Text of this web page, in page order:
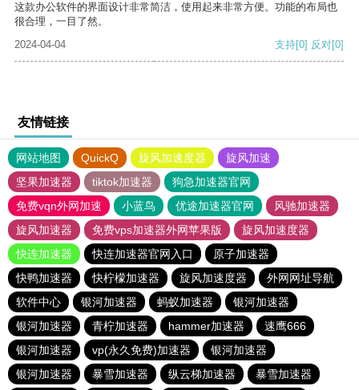
这款办公软件的界面设计非常简洁，使用起来非常方便。功能的布局也
很合理，一目了然。
2024-04-04
支持[0] 反对[0]
友情链接
网站地图 QuickQ 旋风加速度器
旋风加速
坚果加速器
tiktok加速器
狗急加速器官网
免费vqn外网加速
小蓝鸟 优途加速器官网
风驰加速器
旋风加速器
免费vps加速器外网苹果版
旋风加速度器
快连加速器
快连加速器官网入口
原子加速器
快鸭加速器
快柠檬加速器 旋风加速度器
外网网址导航
软件中心
银河加速器 蚂蚁加速器
银河加速器
银河加速器
青柠加速器 hammer加速器
速鹰666
银河加速器
vp(永久免费)加速器
银河加速器
银河加速器
暴雪加速器 纵云梯加速器 暴雪加速器